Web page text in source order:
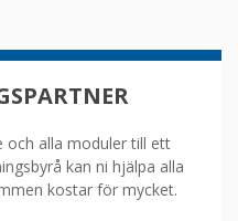
och alla moduler till ett
kan ni hjälpa alla
kostar för mycket.